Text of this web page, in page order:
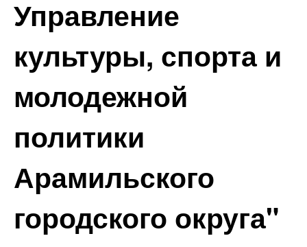
Управление
культуры, спорта и
молодежной
политики
Арамильского
городского округа"